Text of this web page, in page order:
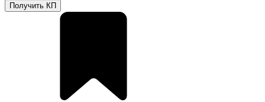
Получить КП